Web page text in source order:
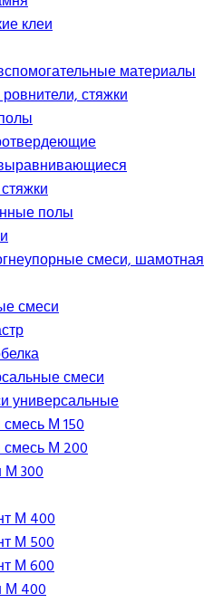
клеи
материалы
стяжки
полы
смеси, шамотная
смеси
смеси
универсальные
М 150
М 200
М 300
М 400
М 500
М 600
М 400